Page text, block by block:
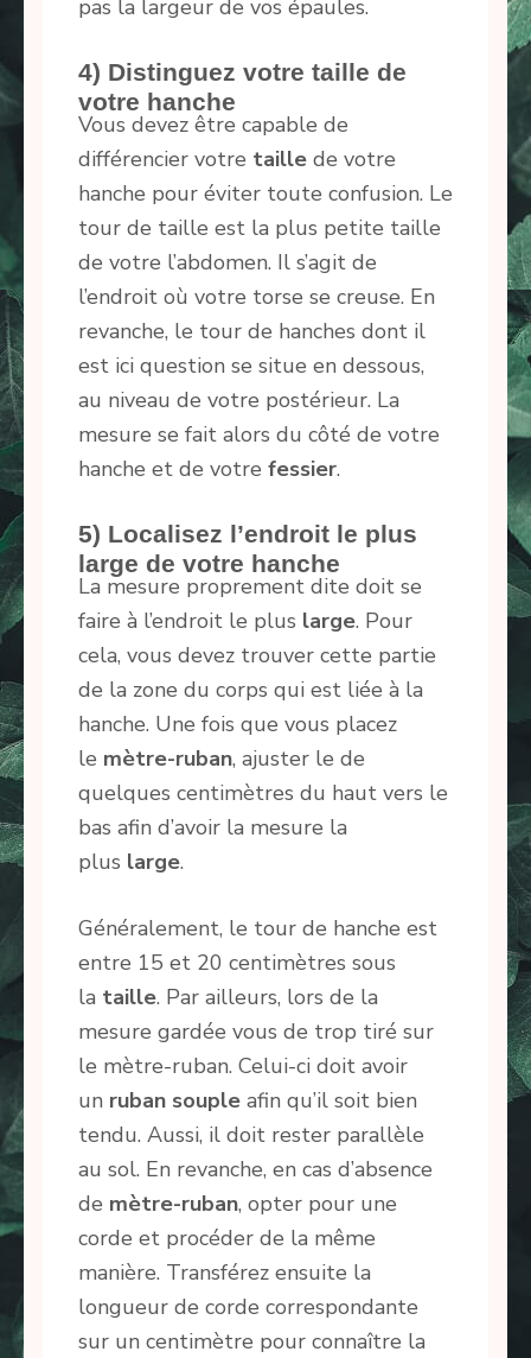
pas la largeur de vos épaules.
4) Distinguez votre taille de
votre hanche
Vous devez être capable de
différencier votre taille de votre
hanche pour éviter toute confusion. Le
tour de taille est la plus petite taille
de votre l’abdomen. Il s’agit de
l’endroit où votre torse se creuse. En
revanche, le tour de hanches dont il
est ici question se situe en dessous,
au niveau de votre postérieur. La
mesure se fait alors du côté de votre
hanche et de votre fessier.
5) Localisez l’endroit le plus
large de votre hanche
La mesure proprement dite doit se
faire à l’endroit le plus large. Pour
cela, vous devez trouver cette partie
de la zone du corps qui est liée à la
hanche. Une fois que vous placez
le mètre-ruban, ajuster le de
quelques centimètres du haut vers le
bas afin d’avoir la mesure la
plus large.
Généralement, le tour de hanche est
entre 15 et 20 centimètres sous
la taille. Par ailleurs, lors de la
mesure gardée vous de trop tiré sur
le mètre-ruban. Celui-ci doit avoir
un ruban souple afin qu’il soit bien
tendu. Aussi, il doit rester parallèle
au sol. En revanche, en cas d’absence
de mètre-ruban, opter pour une
corde et procéder de la même
manière. Transférez ensuite la
longueur de corde correspondante
sur un centimètre pour connaître la